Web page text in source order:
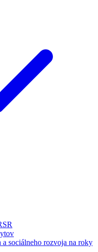
a sociálneho rozvoja na roky